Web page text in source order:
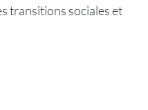
transitions sociales et